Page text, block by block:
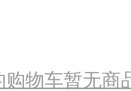
购物车暂无商